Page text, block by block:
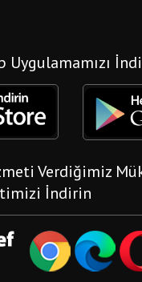
Uygulamamızı
Verdiğimiz
İndirin